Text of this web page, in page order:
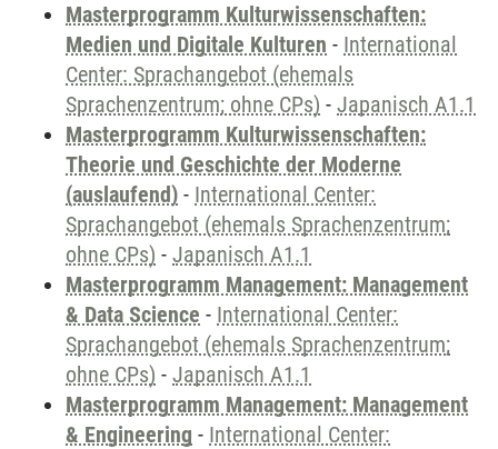
Masterprogramm Kulturwissenschaften:
Medien und Digitale Kulturen - International
Center: Sprachangebot (ehemals
Sprachenzentrum; ohne CPs) - Japanisch A1.1
Masterprogramm Kulturwissenschaften:
Theorie und Geschichte der Moderne
(auslaufend) - International Center:
Sprachangebot (ehemals Sprachenzentrum;
ohne CPs) - Japanisch A1.1
Masterprogramm Management: Management
& Data Science - International Center:
Sprachangebot (ehemals Sprachenzentrum;
ohne CPs) - Japanisch A1.1
Masterprogramm Management: Management
& Engineering - International Center: